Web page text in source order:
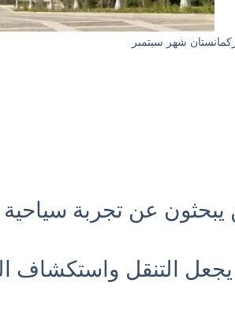
شهر سبتمبر
عن تجربة سياحية
التنقل واستكشاف